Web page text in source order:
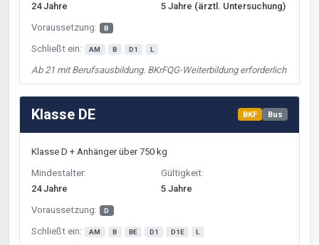
24 Jahre
5 Jahre (ärztl. Untersuchung)
Voraussetzung:
B
Schließt ein: AM B D1 L
Ab 21 mit Berufsausbildung. BKrFQG-Weiterbildung erforderlich
Klasse DE BKF Bus
Klasse D + Anhänger über 750 kg
Mindestalter:
24 Jahre
Gültigkeit:
5 Jahre
Voraussetzung:
D
Schließt ein: AM B BE D1 D1E L